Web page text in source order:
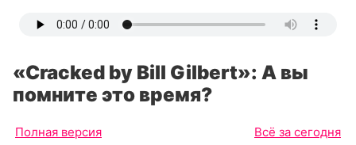
«Cracked by Bill Gilbert»: А вы
помните это время?
Полная версия Всё за сегодня